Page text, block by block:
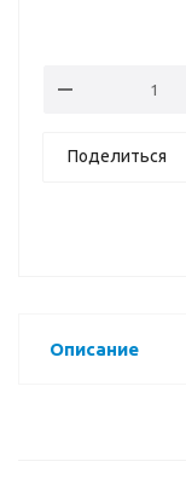
Поделиться
Описание